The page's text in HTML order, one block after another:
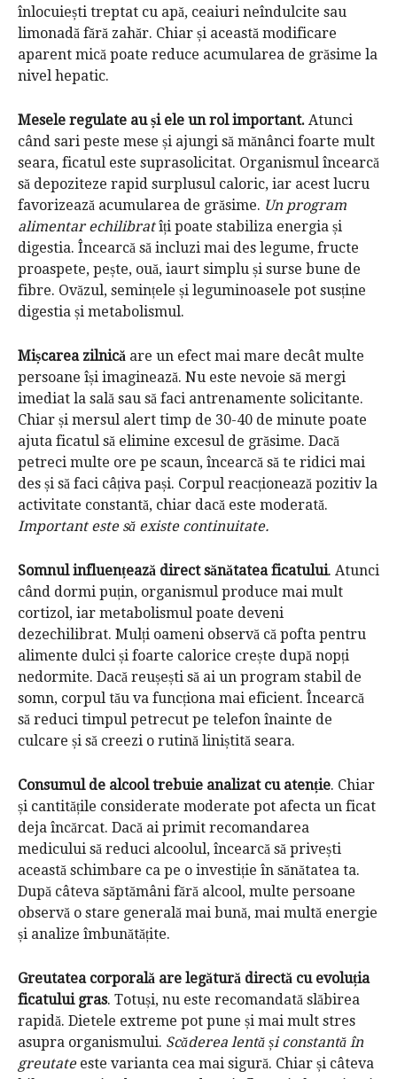
înlocuiești treptat cu apă, ceaiuri neîndulcite sau
limonadă fără zahăr. Chiar și această modificare
aparent mică poate reduce acumularea de grăsime la
nivel hepatic.
Mesele regulate au și ele un rol important. Atunci
când sari peste mese și ajungi să mănânci foarte mult
seara, ficatul este suprasolicitat. Organismul încearcă
să depoziteze rapid surplusul caloric, iar acest lucru
favorizează acumularea de grăsime. Un program
alimentar echilibratîți poate stabiliza energia și
digestia. Încearcă să incluzi mai des legume, fructe
proaspete, pește, ouă, iaurt simplu și surse bune de
fibre. Ovăzul, semințele și leguminoasele pot susține
digestia și metabolismul.
Mișcarea zilnică are un efect mai mare decât multe
persoane își imaginează. Nu este nevoie să mergi
imediat la sală sau să faci antrenamente solicitante.
Chiar și mersul alert timp de 30-40 de minute poate
ajuta ficatul să elimine excesul de grăsime. Dacă
petreci multe ore pe scaun, încearcă să te ridici mai
des și să faci câțiva pași. Corpul reacționează pozitiv la
activitate constantă, chiar dacă este moderată.
Important este să existe continuitate.
Somnul influențează direct sănătatea ficatului. Atunci
când dormi puțin, organismul produce mai mult
cortizol, iar metabolismul poate deveni
dezechilibrat. Mulți oameni observă că pofta pentru
alimente dulci și foarte calorice crește după nopți
nedormite. Dacă reușești să ai un program stabil de
somn, corpul tău va funcționa mai eficient. Încearcă
să reduci timpul petrecut pe telefon înainte de
culcare și să creezi o rutină liniștită seara.
Consumul de alcool trebuie analizat cu atenție. Chiar
și cantitățile considerate moderate pot afecta un ficat
deja încărcat. Dacă ai primit recomandarea
medicului să reduci alcoolul, încearcă să privești
această schimbare ca pe o investiție în sănătatea ta.
După câteva săptămâni fără alcool, multe persoane
observă o stare generală mai bună, mai multă energie
și analize îmbunătățite.
Greutatea corporală are legătură directă cu evoluția
ficatului gras. Totuși, nu este recomandată slăbirea
rapidă. Dietele extreme pot pune și mai mult stres
asupra organismului. Scăderea lentă și constantă în
greutateeste varianta cea mai sigură. Chiar și câteva